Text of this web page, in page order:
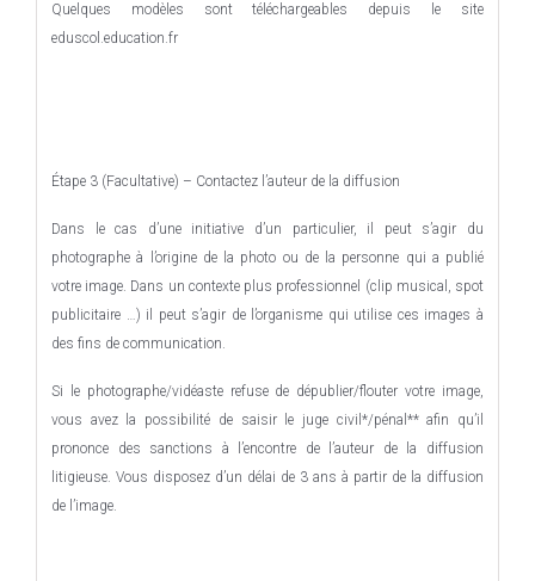
Quelques modèles sont téléchargeables depuis le site
eduscol.education.fr
Étape 3 (Facultative) – Contactez l’auteur de la diffusion
Dans le cas d’une initiative d’un particulier, il peut s’agir du
photographe à l’origine de la photo ou de la personne qui a publié
votre image. Dans un contexte plus professionnel (clip musical, spot
publicitaire …) il peut s’agir de l’organisme qui utilise ces images à
des fins de communication.
Si le photographe/vidéaste refuse de dépublier/flouter votre image,
vous avez la possibilité de saisir le juge civil*/pénal** afin qu’il
prononce des sanctions à l’encontre de l’auteur de la diffusion
litigieuse. Vous disposez d’un délai de 3 ans à partir de la diffusion
de l’image.